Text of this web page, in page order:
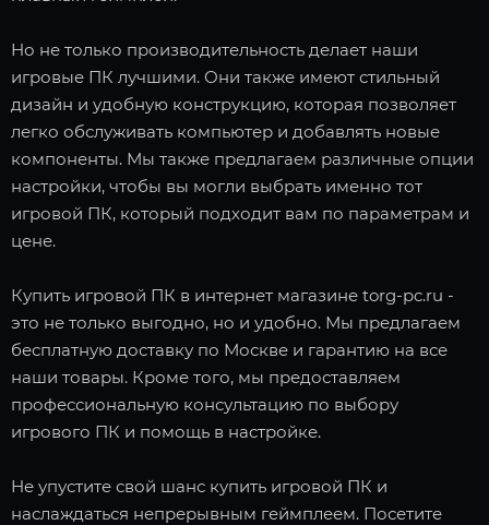
Но не только производительность делает наши
игровые ПК лучшими. Они также имеют стильный
дизайн и удобную конструкцию, которая позволяет
легко обслуживать компьютер и добавлять новые
компоненты. Мы также предлагаем различные опции
настройки, чтобы вы могли выбрать именно тот
игровой ПК, который подходит вам по параметрам и
цене.
Купить игровой ПК в интернет магазине torg-pc.ru -
это не только выгодно, но и удобно. Мы предлагаем
бесплатную доставку по Москве и гарантию на все
наши товары. Кроме того, мы предоставляем
профессиональную консультацию по выбору
игрового ПК и помощь в настройке.
Не упустите свой шанс купить игровой ПК и
наслаждаться непрерывным геймплеем. Посетите